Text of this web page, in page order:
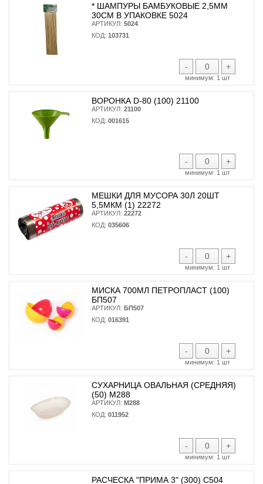
* ШАМПУРЫ БАМБУКОВЫЕ 2,5ММ
30СМ В УПАКОВКЕ 5024
АРТИКУЛ: 5024
КОД: 103731
- +
минимум: 1 шт
ВОРОНКА D-80 (100) 21100
АРТИКУЛ: 21100
КОД: 001615
- +
минимум: 1 шт
МЕШКИ ДЛЯ МУСОРА 30Л 20ШТ
5,5МКМ (1) 22272
АРТИКУЛ: 22272
КОД: 035606
- +
минимум: 1 шт
МИСКА 700МЛ ПЕТРОПЛАСТ (100)
БП507
АРТИКУЛ: БП507
КОД: 016391
- +
минимум: 1 шт
СУХАРНИЦА ОВАЛЬНАЯ (СРЕДНЯЯ)
(50) М288
АРТИКУЛ: М288
КОД: 011952
- +
минимум: 1 шт
РАСЧЕСКА "ПРИМА 3" (300) С504